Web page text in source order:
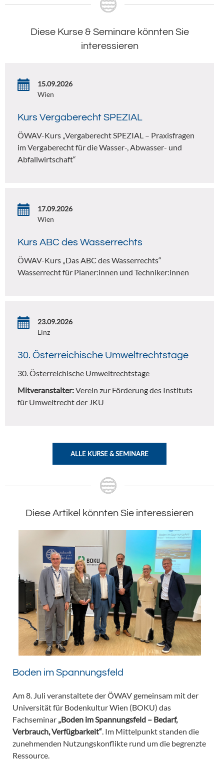
Diese Kurse & Seminare könnten Sie
interessieren
15.09.2026
Wien
Kurs Vergaberecht SPEZIAL
ÖWAV-Kurs „Vergaberecht SPEZIAL – Praxisfragen
im Vergaberecht für die Wasser-, Abwasser- und
Abfallwirtschaft“
17.09.2026
Wien
Kurs ABC des Wasserrechts
ÖWAV-Kurs „Das ABC des Wasserrechts“
Wasserrecht für Planer:innen und Techniker:innen
23.09.2026
Linz
30. Österreichische Umweltrechtstage
30. Österreichische Umweltrechtstage
Mitveranstalter:Verein zur Förderung des Instituts
für Umweltrecht der JKU
ALLE KURSE & SEMINARE
Diese Artikel könnten Sie interessieren
Boden im Spannungsfeld
Am 8. Juli veranstaltete der ÖWAV gemeinsam mit der
Universität für Bodenkultur Wien (BOKU) das
Fachseminar „Boden im Spannungsfeld – Bedarf,
Verbrauch, Verfügbarkeit“ . Im Mittelpunkt standen die
zunehmenden Nutzungskonflikte rund um die begrenzte
Ressource.